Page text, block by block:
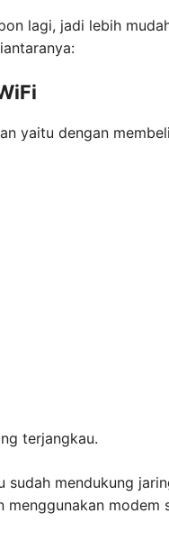
lagi, jadi lebih
yaitu dengan
terjangkau.
sudah mendukung
modem